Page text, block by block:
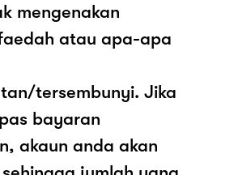
mengenakan
atau apa-apa
tersembunyi. Jika
bayaran
akaun anda akan